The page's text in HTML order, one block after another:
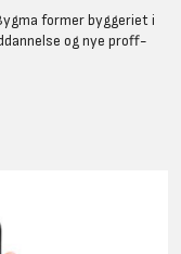
former byggeriet i
og nye proff-